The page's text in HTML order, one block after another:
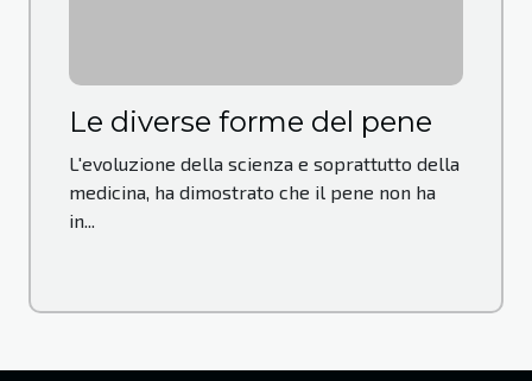
Le diverse forme del pene
L'evoluzione della scienza e soprattutto della
medicina, ha dimostrato che il pene non ha
in...